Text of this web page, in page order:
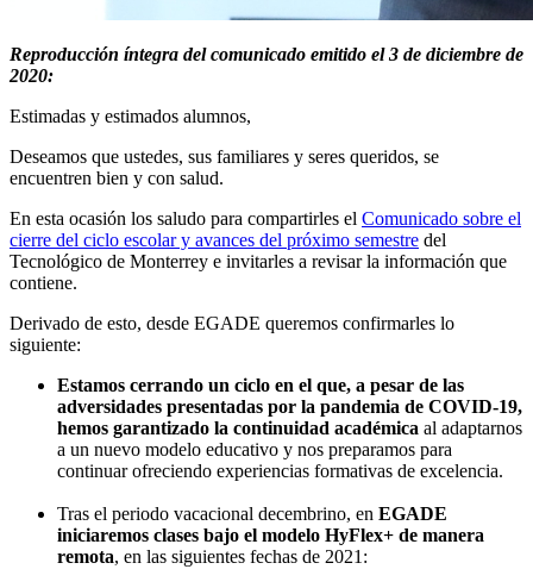
Reproducción íntegra del comunicado emitido el 3 de diciembre de
2020:
Estimadas y estimados alumnos,
Deseamos que ustedes, sus familiares y seres queridos, se
encuentren bien y con salud.
En esta ocasión los saludo para compartirles el Comunicado sobre el
cierre del ciclo escolar y avances del próximo semestre del
Tecnológico de Monterrey e invitarles a revisar la información que
contiene.
Derivado de esto, desde EGADE queremos confirmarles lo
siguiente:
Estamos cerrando un ciclo en el que, a pesar de las
adversidades presentadas por la pandemia de COVID-19,
hemos garantizado la continuidad académica al adaptarnos
a un nuevo modelo educativo y nos preparamos para
continuar ofreciendo experiencias formativas de excelencia.
Tras el periodo vacacional decembrino, en EGADE
iniciaremos clases bajo el modelo HyFlex+ de manera
remota, en las siguientes fechas de 2021: